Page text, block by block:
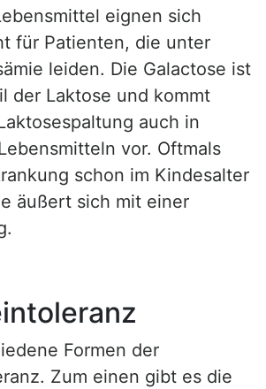
eignen sich
für Patienten, die unter
leiden. Die Galactose ist
der Laktose und kommt
auch in
vor. Oftmals
schon im Kindesalter
äußert sich mit einer
Formen der
Zum einen gibt es die